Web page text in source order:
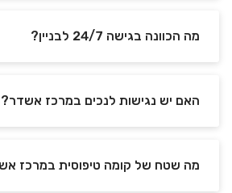
מה הכוונה בגישה 24/7 לבניין?
האם יש נגישות לנכים במרכז אשדר?
מה שטח של קומה טיפוסית במרכז